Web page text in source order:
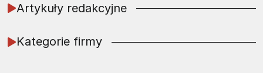
Artykuły redakcyjne
Kategorie firmy